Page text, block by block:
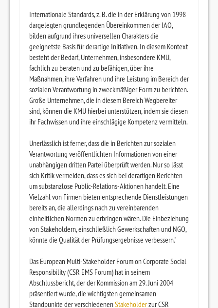
Internationale Standards, z. B. die in der Erklärung von 1998
dargelegten grundlegenden Übereinkommen der IAO,
bilden aufgrund ihres universellen Charakters die
geeignetste Basis für derartige Initiativen. In diesem Kontext
besteht der Bedarf, Unternehmen, insbesondere KMU,
fachlich zu beraten und zu befähigen, über ihre
Maßnahmen, ihre Verfahren und ihre Leistung im Bereich der
sozialen Verantwortung in zweckmäßiger Form zu berichten.
Große Unternehmen, die in diesem Bereich Wegbereiter
sind, können die KMU hierbei unterstützen, indem sie diesen
ihr Fachwissen und ihre einschlägige Kompetenz vermitteln.
Unerlässlich ist ferner, dass die in Berichten zur sozialen
Verantwortung veröffentlichten Informationen von einer
unabhängigen dritten Partei überprüft werden. Nur so lässt
sich Kritik vermeiden, dass es sich bei derartigen Berichten
um substanzlose Public-Relations-Aktionen handelt. Eine
Vielzahl von Firmen bieten entsprechende Dienstleistungen
bereits an, die allerdings nach zu vereinbarenden
einheitlichen Normen zu erbringen wären. Die Einbeziehung
von Stakeholdern, einschließlich Gewerkschaften und NGO,
könnte die Qualität der Prüfungsergebnisse verbessern."
Das European Multi-Stakeholder Forum on Corporate Social
Responsibility (CSR EMS Forum) hat in seinem
Abschlussbericht, der der Kommission am 29. Juni 2004
präsentiert wurde, die wichtigsten gemeinsamen
Standpunkte der verschiedenenStakeholderzur CSR